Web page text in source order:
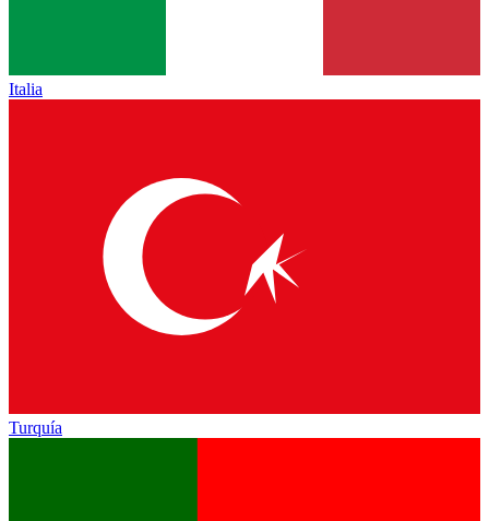
Italia
Turquía